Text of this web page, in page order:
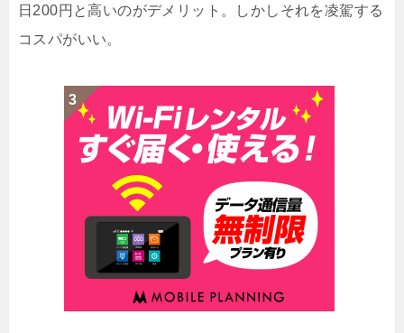
日200円と高いのがデメリット。しかしそれを凌駕する
コスパがいい。